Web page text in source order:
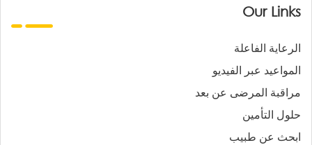
Our Links
الرعاية الفاعلة
المواعيد عبر الفيديو
مراقبة المرضى عن بعد
حلول التأمين
ابحث عن طبيب